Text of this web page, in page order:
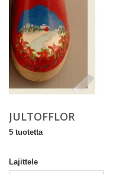
JULTOFFLOR
5 tuotetta
Lajittele